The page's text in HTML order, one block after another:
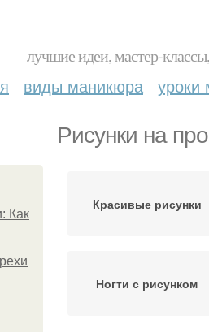
лучшие идеи, мастер-
виды маникюра уроки
Рисунки на
Как
Красивые рисунки
Ногти с рисунком